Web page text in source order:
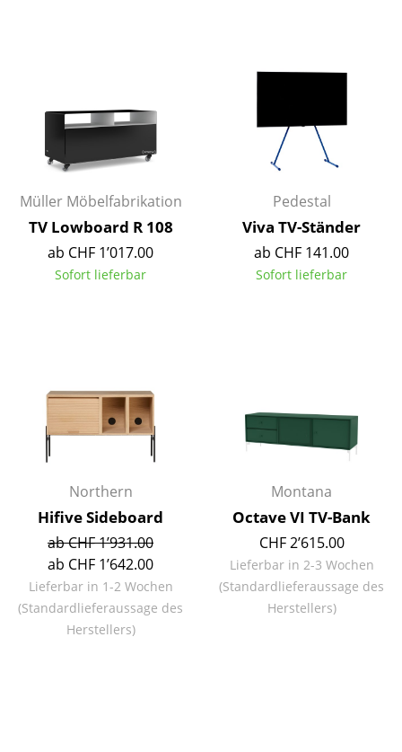
Regale & Schränke
Bücherregale
Sideboards & Kommoden
TV Möbel
Kleinaufbewahrung
Einzelteile
Licht
Hängeleuchten & Deckenleuchten
Tischleuchten
Schreibtischleuchten
Müller Möbelfabrikation
TV Lowboard R 108
ab CHF 1’017.00
Sofort lieferbar
Pedestal
Viva TV-Ständer
ab CHF 141.00
Sofort lieferbar
Northern
Hifive Sideboard
ab CHF 1’931.00
ab CHF 1’642.00
Lieferbar in 1-2 Wochen
(Standardlieferaussage des
Herstellers)
Montana
Octave VI TV-Bank
CHF 2’615.00
Lieferbar in 2-3 Wochen
(Standardlieferaussage des
Herstellers)